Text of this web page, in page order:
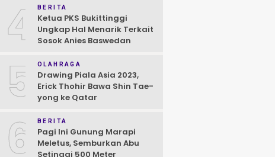
4 BERITA
Ketua PKS Bukittinggi
Ungkap Hal Menarik Terkait
Sosok Anies Baswedan
5 OLAHRAGA
Drawing Piala Asia 2023,
Erick Thohir Bawa Shin Tae-
yong ke Qatar
6 BERITA
Pagi Ini Gunung Marapi
Meletus, Semburkan Abu
Setinggi 500 Meter